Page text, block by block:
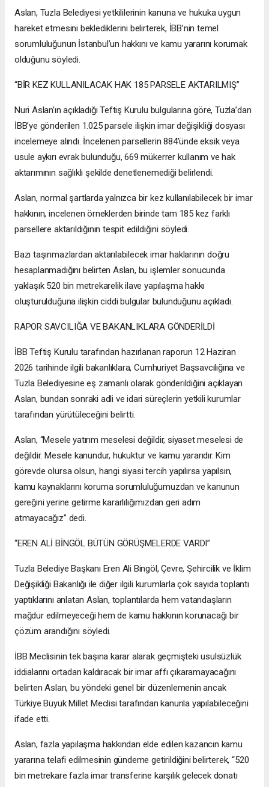
Aslan, Tuzla Belediyesi yetkililerinin kanuna ve hukuka uygun
hareket etmesini beklediklerini belirterek, İBB’nin temel
sorumluluğunun İstanbul’un hakkını ve kamu yararını korumak
olduğunu söyledi.
“BİR KEZ KULLANILACAK HAK 185 PARSELE AKTARILMIŞ”
Nuri Aslan’ın açıkladığı Teftiş Kurulu bulgularına göre, Tuzla’dan
İBB’ye gönderilen 1.025 parsele ilişkin imar değişikliği dosyası
incelemeye alındı. İncelenen parsellerin 884’ünde eksik veya
usule aykırı evrak bulunduğu, 669 mükerrer kullanım ve hak
aktarımının sağlıklı şekilde denetlenemediği belirlendi.
Aslan, normal şartlarda yalnızca bir kez kullanılabilecek bir imar
hakkının, incelenen örneklerden birinde tam 185 kez farklı
parsellere aktarıldığının tespit edildiğini söyledi.
Bazı taşınmazlardan aktarılabilecek imar haklarının doğru
hesaplanmadığını belirten Aslan, bu işlemler sonucunda
yaklaşık 520 bin metrekarelik ilave yapılaşma hakkı
oluşturulduğuna ilişkin ciddi bulgular bulunduğunu açıkladı.
RAPOR SAVCILIĞA VE BAKANLIKLARA GÖNDERİLDİ
İBB Teftiş Kurulu tarafından hazırlanan raporun 12 Haziran
2026 tarihinde ilgili bakanlıklara, Cumhuriyet Başsavcılığına ve
Tuzla Belediyesine eş zamanlı olarak gönderildiğini açıklayan
Aslan, bundan sonraki adli ve idari süreçlerin yetkili kurumlar
tarafından yürütüleceğini belirtti.
Aslan, “Mesele yatırım meselesi değildir, siyaset meselesi de
değildir. Mesele kanundur, hukuktur ve kamu yararıdır. Kim
görevde olursa olsun, hangi siyasi tercih yapılırsa yapılsın,
kamu kaynaklarını koruma sorumluluğumuzdan ve kanunun
gereğini yerine getirme kararlılığımızdan geri adım
atmayacağız” dedi.
“EREN ALİ BİNGÖL BÜTÜN GÖRÜŞMELERDE VARDI”
Tuzla Belediye Başkanı Eren Ali Bingöl, Çevre, Şehircilik ve İklim
Değişikliği Bakanlığı ile diğer ilgili kurumlarla çok sayıda toplantı
yaptıklarını anlatan Aslan, toplantılarda hem vatandaşların
mağdur edilmeyeceği hem de kamu hakkının korunacağı bir
çözüm arandığını söyledi.
İBB Meclisinin tek başına karar alarak geçmişteki usulsüzlük
iddialarını ortadan kaldıracak bir imar affı çıkaramayacağını
belirten Aslan, bu yöndeki genel bir düzenlemenin ancak
Türkiye Büyük Millet Meclisi tarafından kanunla yapılabileceğini
ifade etti.
Aslan, fazla yapılaşma hakkından elde edilen kazancın kamu
yararına telafi edilmesinin gündeme getirildiğini belirterek, “520
bin metrekare fazla imar transferine karşılık gelecek donatı